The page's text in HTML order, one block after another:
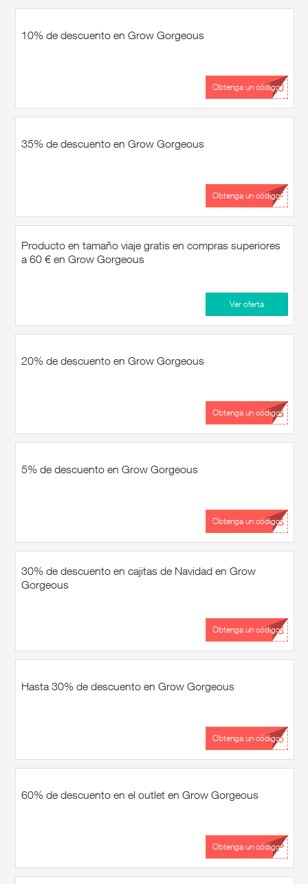
10% de descuento en Grow Gorgeous
...30
Obtenga un código
35% de descuento en Grow Gorgeous
...BF
Obtenga un código
Producto en tamaño viaje gratis en compras superiores
a 60 € en Grow Gorgeous
Ver oferta
20% de descuento en Grow Gorgeous
...GG
Obtenga un código
5% de descuento en Grow Gorgeous
...US
Obtenga un código
30% de descuento en cajitas de Navidad en Grow
Gorgeous
...US
Obtenga un código
Hasta 30% de descuento en Grow Gorgeous
...X5
Obtenga un código
60% de descuento en el outlet en Grow Gorgeous
...IP
Obtenga un código